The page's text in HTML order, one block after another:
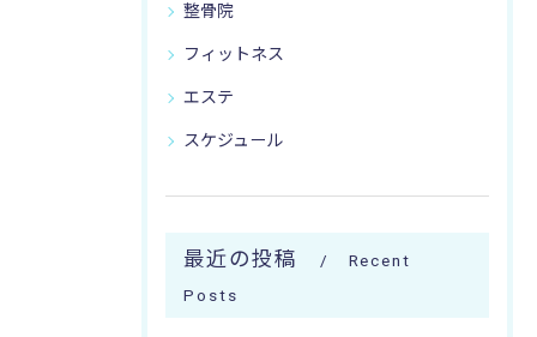
整骨院
フィットネス
エステ
スケジュール
最近の投稿
Recent
Posts